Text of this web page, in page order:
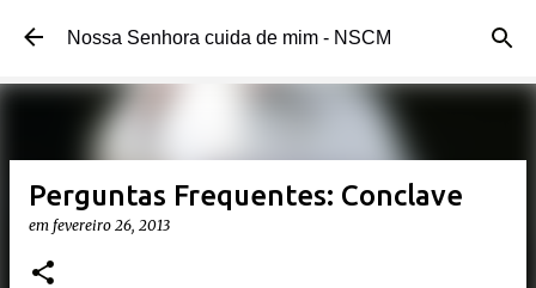
Pular para o conteúdo principal
Nossa Senhora cuida de mim - NSCM
Perguntas Frequentes: Conclave
em fevereiro 26, 2013